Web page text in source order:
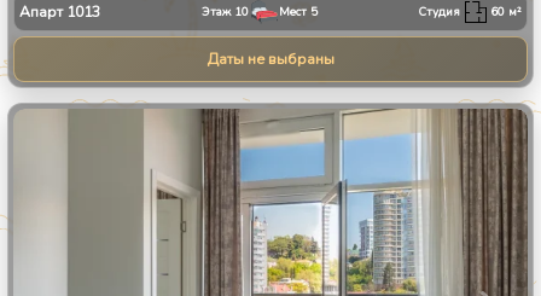
Апарт 1013 Этаж 10 Мест 5 Студия 60 м²
Даты не выбраны
1/23